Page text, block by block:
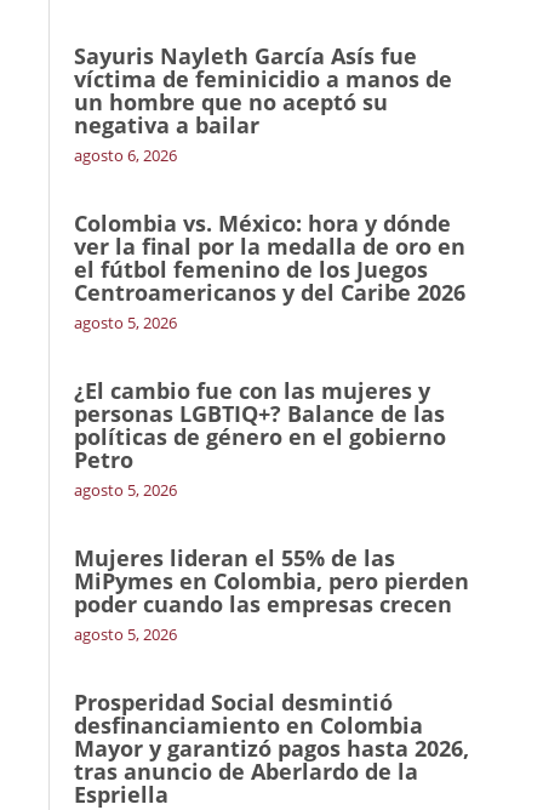
Sayuris Nayleth García Asís fue
víctima de feminicidio a manos de
un hombre que no aceptó su
negativa a bailar
agosto 6, 2026
Colombia vs. México: hora y dónde
ver la final por la medalla de oro en
el fútbol femenino de los Juegos
Centroamericanos y del Caribe 2026
agosto 5, 2026
¿El cambio fue con las mujeres y
personas LGBTIQ+? Balance de las
políticas de género en el gobierno
Petro
agosto 5, 2026
Mujeres lideran el 55% de las
MiPymes en Colombia, pero pierden
poder cuando las empresas crecen
agosto 5, 2026
Prosperidad Social desmintió
desfinanciamiento en Colombia
Mayor y garantizó pagos hasta 2026,
tras anuncio de Aberlardo de la
Espriella